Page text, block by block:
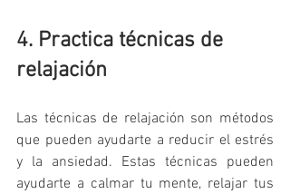
4. Practica técnicas de
relajación
Las técnicas de relajación son métodos
que pueden ayudarte a reducir el estrés
y la ansiedad. Estas técnicas pueden
ayudarte a calmar tu mente, relajar tus